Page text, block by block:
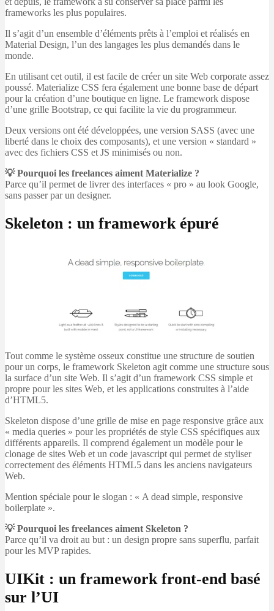
frameworks les plus populaires.
Il s’agit d’un ensemble d’éléments prêts à l’emploi et réalisés en
Material Design, l’un des langages les plus demandés dans le
monde.
En utilisant cet outil, il est facile de créer un site Web corporate assez
poussé. Materialize CSS fera également une bonne base de départ
pour la création d’une boutique en ligne. Le framework dispose
d’une grille Bootstrap, ce qui facilite la vie du programmeur.
Deux versions ont été développées, une version SASS (avec une
liberté dans le choix des composants), et une version « standard »
avec des fichiers CSS et JS minimisés ou non.
💡 Pourquoi les freelances aiment Materialize ?
Parce qu’il permet de livrer des interfaces « pro » au look Google,
sans passer par un designer.
Skeleton : un framework épuré
Tout comme le système osseux constitue une structure de soutien
pour un corps, le framework Skeleton agit comme une structure sous
la surface d’un site Web. Il s’agit d’un framework CSS simple et
propre pour les sites Web, et les applications construites à l’aide
d’HTML5.
Skeleton dispose d’une grille de mise en page responsive grâce aux
« media queries » pour les propriétés de style CSS spécifiques aux
différents appareils. Il comprend également un modèle pour le
clonage de sites Web et un code javascript qui permet de styliser
correctement des éléments HTML5 dans les anciens navigateurs
Web.
Mention spéciale pour le slogan : « A dead simple, responsive
boilerplate ».
💡 Pourquoi les freelances aiment Skeleton ?
Parce qu’il va droit au but : un design propre sans superflu, parfait
pour les MVP rapides.
UIKit : un framework front-end basé
sur l’UI